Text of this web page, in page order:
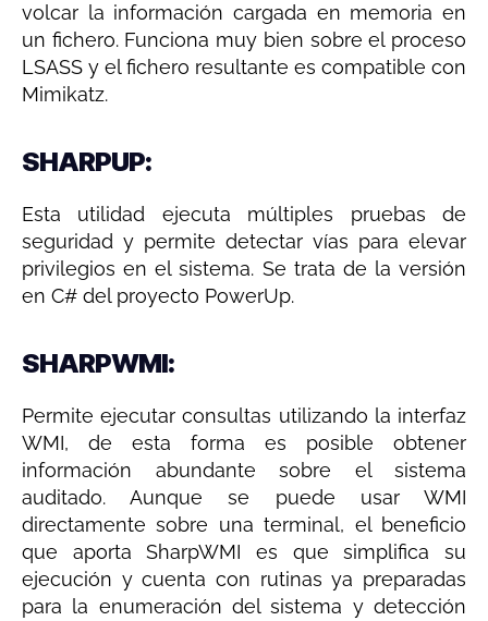
volcar la información cargada en memoria en
un fichero. Funciona muy bien sobre el proceso
LSASS y el fichero resultante es compatible con
Mimikatz.
SHARPUP:
Esta utilidad ejecuta múltiples pruebas de
seguridad y permite detectar vías para elevar
privilegios en el sistema. Se trata de la versión
en C# del proyecto PowerUp.
SHARPWMI:
Permite ejecutar consultas utilizando la interfaz
WMI, de esta forma es posible obtener
información abundante sobre el sistema
auditado. Aunque se puede usar WMI
directamente sobre una terminal, el beneficio
que aporta SharpWMI es que simplifica su
ejecución y cuenta con rutinas ya preparadas
para la enumeración del sistema y detección